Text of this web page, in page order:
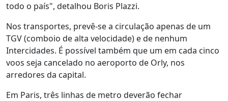
todo o país", detalhou Boris Plazzi.
Nos transportes, prevê-se a circulação apenas de um
TGV (comboio de alta velocidade) e de nenhum
Intercidades. É possível também que um em cada cinco
voos seja cancelado no aeroporto de Orly, nos
arredores da capital.
Em Paris, três linhas de metro deverão fechar